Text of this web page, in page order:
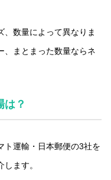
、数量によって異なりま
、まとまった数量ならネ
は？
ト運輸・日本郵便の3社を
ます。